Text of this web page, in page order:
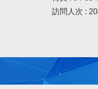
訪問人次 :